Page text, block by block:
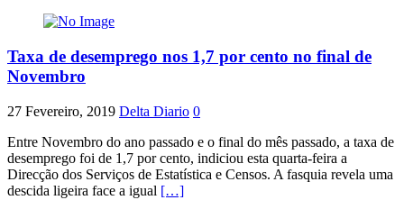
Taxa de desemprego nos 1,7 por cento no final de
Novembro
27 Fevereiro, 2019 Delta Diario 0
Entre Novembro do ano passado e o final do mês passado, a taxa de
desemprego foi de 1,7 por cento, indiciou esta quarta-feira a
Direcção dos Serviços de Estatística e Censos. A fasquia revela uma
descida ligeira face a igual […]